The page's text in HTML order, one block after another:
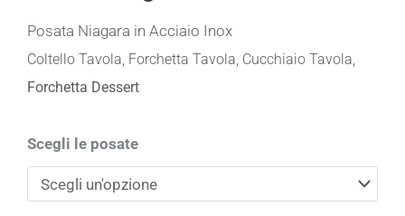
Posata Niagara in Acciaio Inox
Coltello Tavola, Forchetta Tavola, Cucchiaio Tavola,
Forchetta Dessert
Scegli le posate
Posate
Niagara
quantità